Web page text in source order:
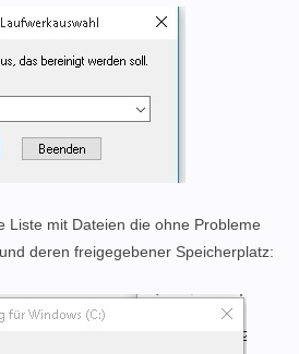
Liste mit Dateien die ohne Probleme
deren freigegebener Speicherplatz: